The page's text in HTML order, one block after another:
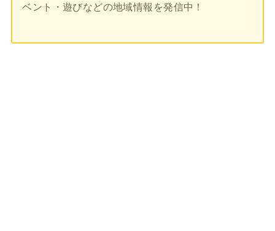
ベント・遊びなどの地域情報を発信中！